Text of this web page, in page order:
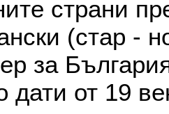
страни
(стар -
за
дати от 19